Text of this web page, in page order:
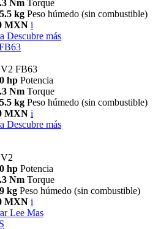
Nm Torque
kg Peso húmedo (sin combustible)
MXN i
Descubre más
V2 FB63
hp Potencia
Nm Torque
kg Peso húmedo (sin combustible)
MXN i
Descubre más
hp Potencia
Nm Torque
kg Peso húmedo (sin combustible)
MXN i
Lee Mas